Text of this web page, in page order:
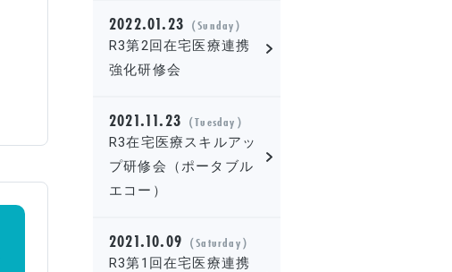
2022.01.23 （Sunday）
R3第2回在宅医療連携
強化研修会
2021.11.23 （Tuesday）
R3在宅医療スキルアッ
プ研修会（ポータブル
エコー）
2021.10.09 （Saturday）
R3第1回在宅医療連携